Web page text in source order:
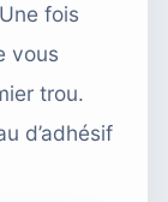
fois
vous
trou.
d’adhésif